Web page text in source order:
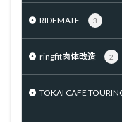
RIDEMATE 3
ringfit肉体改造 2
TOKAI CAFE